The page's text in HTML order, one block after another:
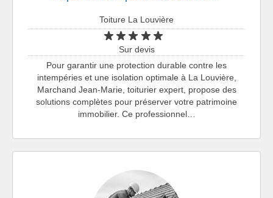
Toiture La Louvière
Sur devis
Pour garantir une protection durable contre les
intempéries et une isolation optimale à La Louvière,
Marchand Jean-Marie, toiturier expert, propose des
solutions complètes pour préserver votre patrimoine
immobilier. Ce professionnel…